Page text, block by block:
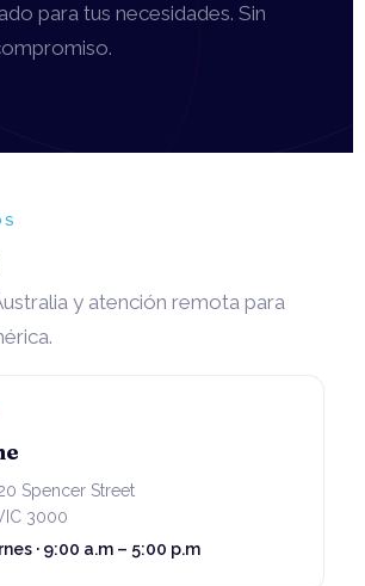
para tus necesidades. Sin
y atención remota para
Spencer Street
3000
· 9:00 a.m – 5:00 p.m